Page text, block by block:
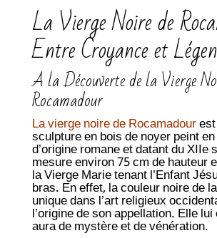
La Vierge Noire de
Entre Croyance et
A la Découverte de la Vierge
Rocamadour
La vierge noire de Rocamadourest
sculpture en bois de noyer peint
d’origine romane et datant du XIIe
mesure environ 75 cm de hauteur
la Vierge Marie tenant l’Enfant
bras. En effet, la couleur noire de
unique dans l’art religieux
l’origine de son appellation. Elle
aura de mystère et de vénération.